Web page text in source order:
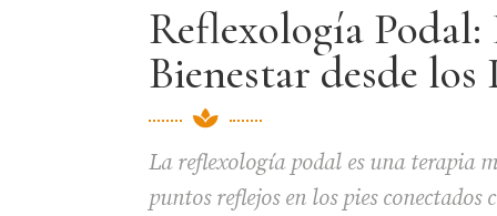
Reflexología
Bienestar desde los

La reflexología podal es una terapia
puntos reflejos en los pies